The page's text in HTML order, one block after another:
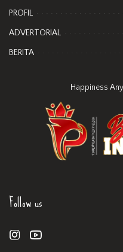
PROFIL
ADVERTORIAL
BERITA
Happiness
Follow us